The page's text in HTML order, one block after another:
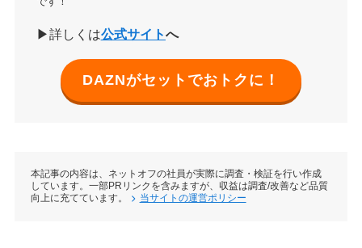
▶詳しくは公式サイトへ
DAZNがセットでおトクに！
本記事の内容は、ネットオフの社員が実際に調査・検証を行い作成
しています。一部PRリンクを含みますが、収益は調査/改善など品質
向上に充てています。
当サイトの運営ポリシー